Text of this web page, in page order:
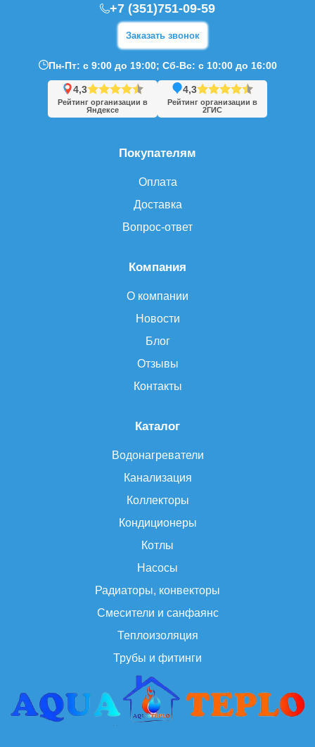
Каталог
Водонагреватели
Канализация
Коллекторы
Кондиционеры
Котлы
Насосы
Радиаторы, конвекторы
Смесители и санфаянс
Теплоизоляция
Трубы и фитинги
Компания
О компании
Новости
Блог
Отзывы
Контакты
Покупателям
Оплата
Доставка
Вопрос-ответ
+7 (351)751-09-59
Заказать звонок
Пн-Пт: с 9:00 до 19:00; Сб-Вс: с 10:00 до 16:00
4,3
Рейтинг организации в
Яндексе
4,3
Рейтинг организации в
2ГИС